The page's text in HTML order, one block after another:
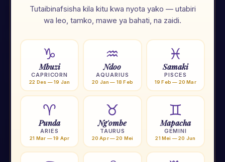
Tutaibinafsisha kila kitu kwa nyota yako — utabiri
wa leo, tamko, mawe ya bahati, na zaidi.
♑
Mbuzi
CAPRICORN
22 Des — 19 Jan
♒
Ndoo
AQUARIUS
20 Jan — 18 Feb
♓
Samaki
PISCES
19 Feb — 20 Mar
♈
Punda
ARIES
21 Mar — 19 Apr
♉
Ng'ombe
TAURUS
20 Apr — 20 Mei
♊
Mapacha
GEMINI
21 Mei — 20 Jun
Unajimu App
107 za kiroho. Zote kwa Kiswahili, zote mkononi mwako.
Nyota 12 🔢 Numerolojia 🌙 Mwezi
🟠 Chakra Yoga 🕐 Tafakari 💎 Crystal
★ Pakua Unajimu App — BURE
© 2026 Rakims Spiritual • Dar es Salaam, Tanzania